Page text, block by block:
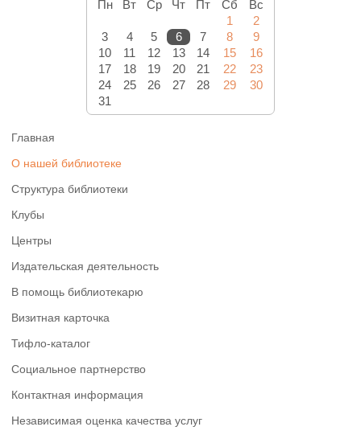
Пн Вт Ср Чт Пт Сб
Вс
1
2
3
4 5 6 7 8
9
10
11 12 13 14 15
16
17
18 19 20 21 22
23
24
25 26 27 28 29
30
31
Главная
О нашей библиотеке
Структура библиотеки
Клубы
Центры
Издательская деятельность
В помощь библиотекарю
Визитная карточка
Тифло-каталог
Социальное партнерство
Контактная информация
Независимая оценка качества услуг